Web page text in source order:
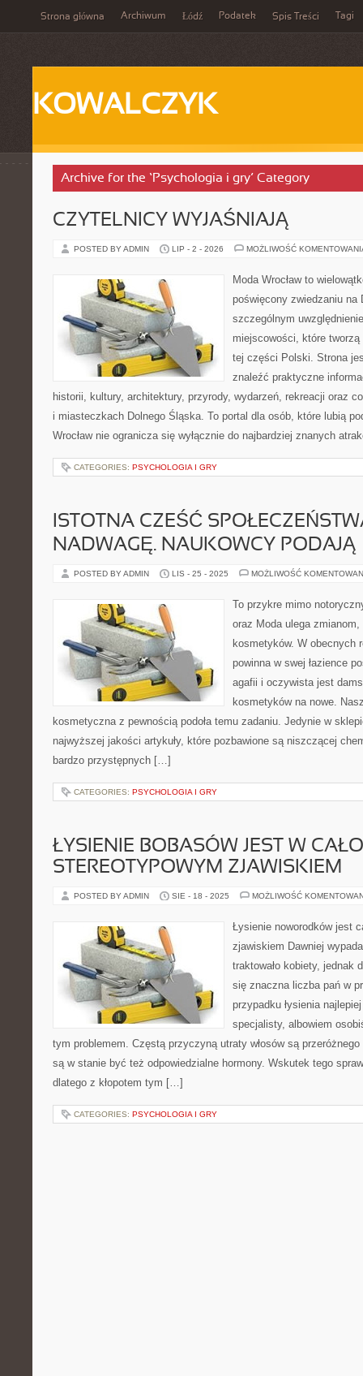
Strona główna Archiwum Łódź Podatek Spis Treści Tagi
KOWALCZYK
Archive for the ‘Psychologia i gry’ Category
CZYTELNICY WYJAŚNIAJĄ
POSTED BY ADMIN LIP - 2 - 2026 MOŻLIWOŚĆ
Moda Wrocław to
poświęcony zwiedzaniu na
szczególnym
miejscowości, które
tej części Polski. Strona
znaleźć praktyczne
historii, kultury, architektury, przyrody, wydarzeń, rekreacji oraz
i miasteczkach Dolnego Śląska. To portal dla osób, które lubią
Wrocław nie ogranicza się wyłącznie do najbardziej znanych
CATEGORIES: PSYCHOLOGIA I GRY
ISTOTNA CZEŚĆ
NADWAGĘ. NAUKOWCY PODAJĄ
POSTED BY ADMIN LIS - 25 - 2025 MOŻLIWOŚĆ
To przykre mimo
oraz Moda ulega
kosmetyków. W obecnych
powinna w swej łazience
agafii i oczywista jest
kosmetyków na nowe.
kosmetyczna z pewnością podoła temu zadaniu. Jedynie w
najwyższej jakości artykuły, które pozbawione są niszczącej
bardzo przystępnych […]
CATEGORIES: PSYCHOLOGIA I GRY
ŁYSIENIE BOBASÓW JEST W
STEREOTYPOWYM ZJAWISKIEM
POSTED BY ADMIN SIE - 18 - 2025 MOŻLIWOŚĆ
Łysienie noworodków jest
zjawiskiem Dawniej
traktowało kobiety, jednak
się znaczna liczba pań w
przypadku łysienia
specjalisty, albowiem
tym problemem. Częstą przyczyną utraty włosów są
są w stanie być też odpowiedzialne hormony. Wskutek tego
dlatego z kłopotem tym […]
CATEGORIES: PSYCHOLOGIA I GRY